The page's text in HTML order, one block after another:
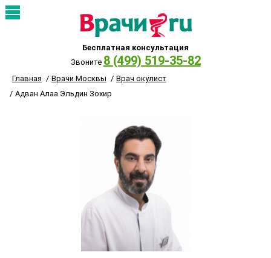
Бесплатная консультация
Звоните 8 (499) 519-35-82
Главная Врачи Москвы
Врач окулист
Адван Алаа Эльдин Зохир